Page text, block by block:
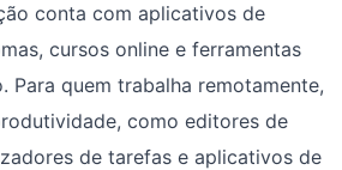
conta com aplicativos de
cursos online e ferramentas
Para quem trabalha remotamente,
como editores de
de tarefas e aplicativos de